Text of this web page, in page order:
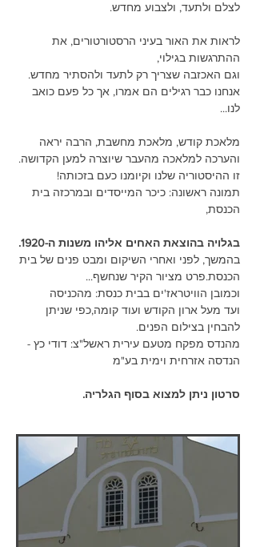
לצלם ולתעד, ולצבוע מחדש.
לראות את האור בעיני הרסטורטורים, את
ההתרגשות בגילוי,
וגם האכזבה שצריך רק לתעד ולהסתיר מחדש.
אנחנו כבר רגילים הם אמרו, אך כל פעם כואב
לנו...
מלאכת קודש, מלאכת מחשבת, הרבה יראה
והערכה למלאכה מהעבר שיוצרה למען הקדושה.
זו ההיסטוריה שלנו וקיומנו כעם בזכותה!
תמונה ראשונה: כיכר המייסדים ובמרכזה בית
הכנסת,
בגלויה בהוצאת האחים אליהו משנות ה-1920.
בהמשך, לפני ואחרי השיקום ומבט פנים של בית
הכנסת.פרט מציור הקיר שנחשף...
וכמובן הוויטראז'ים בבית כנסת: מהכניסה
ועד מעל ארון הקודש ועוד קומה,כפי שניתן
להבחין בצילום הפנים.
מהנדס מפקח מטעם עירית ראשל"צ: דודי כץ -
הנדסה אזרחית וימית בע"מ
סרטון ניתן למצוא בסוף הגלריה.